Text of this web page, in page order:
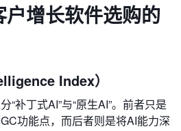
增长软件选购的
Index）
“补丁式AI”与“原生AI”。前者只是
功能点，而后者则是将AI能力深